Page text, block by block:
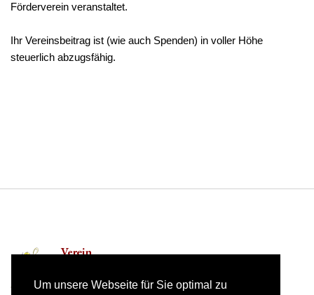
Um unsere Webseite für Sie optimal zu
Förderverein veranstaltet.
Ihr Vereinsbeitrag ist (wie auch Spenden) in voller Höhe
steuerlich abzugsfähig.